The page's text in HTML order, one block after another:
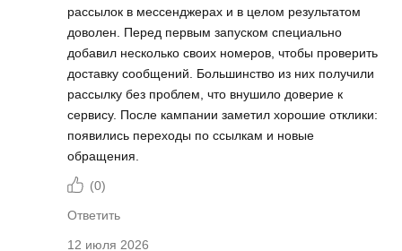
рассылок в мессенджерах и в целом результатом
доволен. Перед первым запуском специально
добавил несколько своих номеров, чтобы проверить
доставку сообщений. Большинство из них получили
рассылку без проблем, что внушило доверие к
сервису. После кампании заметил хорошие отклики:
появились переходы по ссылкам и новые
обращения.
(0)
Ответить
12 июля 2026